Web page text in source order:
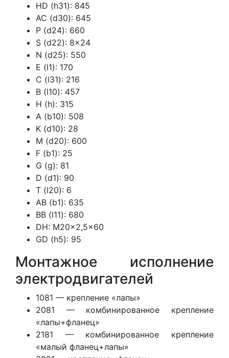
HD (h31): 845
AC (d30): 645
P (d24): 660
S (d22): 8×24
N (d25): 550
E (l1): 170
C (l31): 216
B (l10): 457
H (h): 315
A (b10): 508
K (d10): 28
M (d20): 600
F (b1): 25
G (g): 81
D (d1): 90
T (l20): 6
AB (b1): 635
BB (l11): 680
DH: M20x2,5×60
GD (h5): 95
Монтажное исполнение
электродвигателей
1081 — крепление «лапы»
2081 — комбинированное крепление
«лапы+фланец»
2181 — комбинированное крепление
«малый фланец+лапы»